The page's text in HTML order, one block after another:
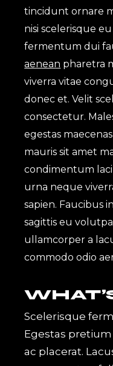
tincidunt ornare
nisi scelerisque
fermentum dui
aenean pharetra
viverra vitae
donec et. Velit
consectetur.
egestas
mauris sit amet
condimentum
urna neque
sapien. Faucibus
sagittis eu
ullamcorper a
commodo odio
Scelerisque
Egestas
ac placerat.